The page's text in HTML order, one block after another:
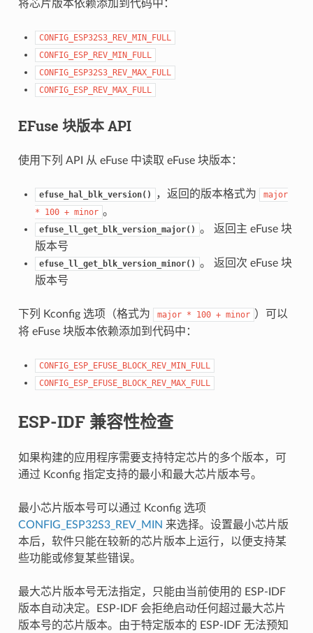
将芯片版本依赖添加到代码中：
CONFIG_ESP32S3_REV_MIN_FULL
CONFIG_ESP_REV_MIN_FULL
CONFIG_ESP32S3_REV_MAX_FULL
CONFIG_ESP_REV_MAX_FULL
EFuse 块版本 API
使用下列 API 从 eFuse 中读取 eFuse 块版本：
efuse_hal_blk_version() ，返回的版本格式为
major
*
100 + minor 。
efuse_ll_get_blk_version_major() 。 返回主 eFuse 块
版本号
efuse_ll_get_blk_version_minor() 。 返回次 eFuse 块
版本号
下列 Kconfig 选项（格式为 major * 100 + minor ）可以
将 eFuse 块版本依赖添加到代码中：
CONFIG_ESP_EFUSE_BLOCK_REV_MIN_FULL
CONFIG_ESP_EFUSE_BLOCK_REV_MAX_FULL
ESP-IDF 兼容性检查
如果构建的应用程序需要支持特定芯片的多个版本，可
通过 Kconfig 指定支持的最小和最大芯片版本号。
最小芯片版本号可以通过 Kconfig 选项
CONFIG_ESP32S3_REV_MIN 来选择。设置最小芯片版
本后，软件只能在较新的芯片版本上运行，以便支持某
些功能或修复某些错误。
最大芯片版本号无法指定，只能由当前使用的 ESP-IDF
版本自动决定。ESP-IDF 会拒绝启动任何超过最大芯片
版本号的芯片版本。由于特定版本的 ESP-IDF 无法预知